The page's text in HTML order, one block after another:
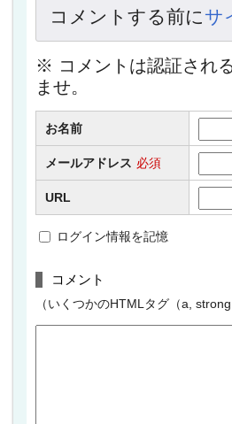
コメントする前に サ
※ コメントは認証され
ませ。
お名前
メールアドレス 必須
URL
ログイン情報を記憶
コメント
（いくつかのHTMLタグ（a,